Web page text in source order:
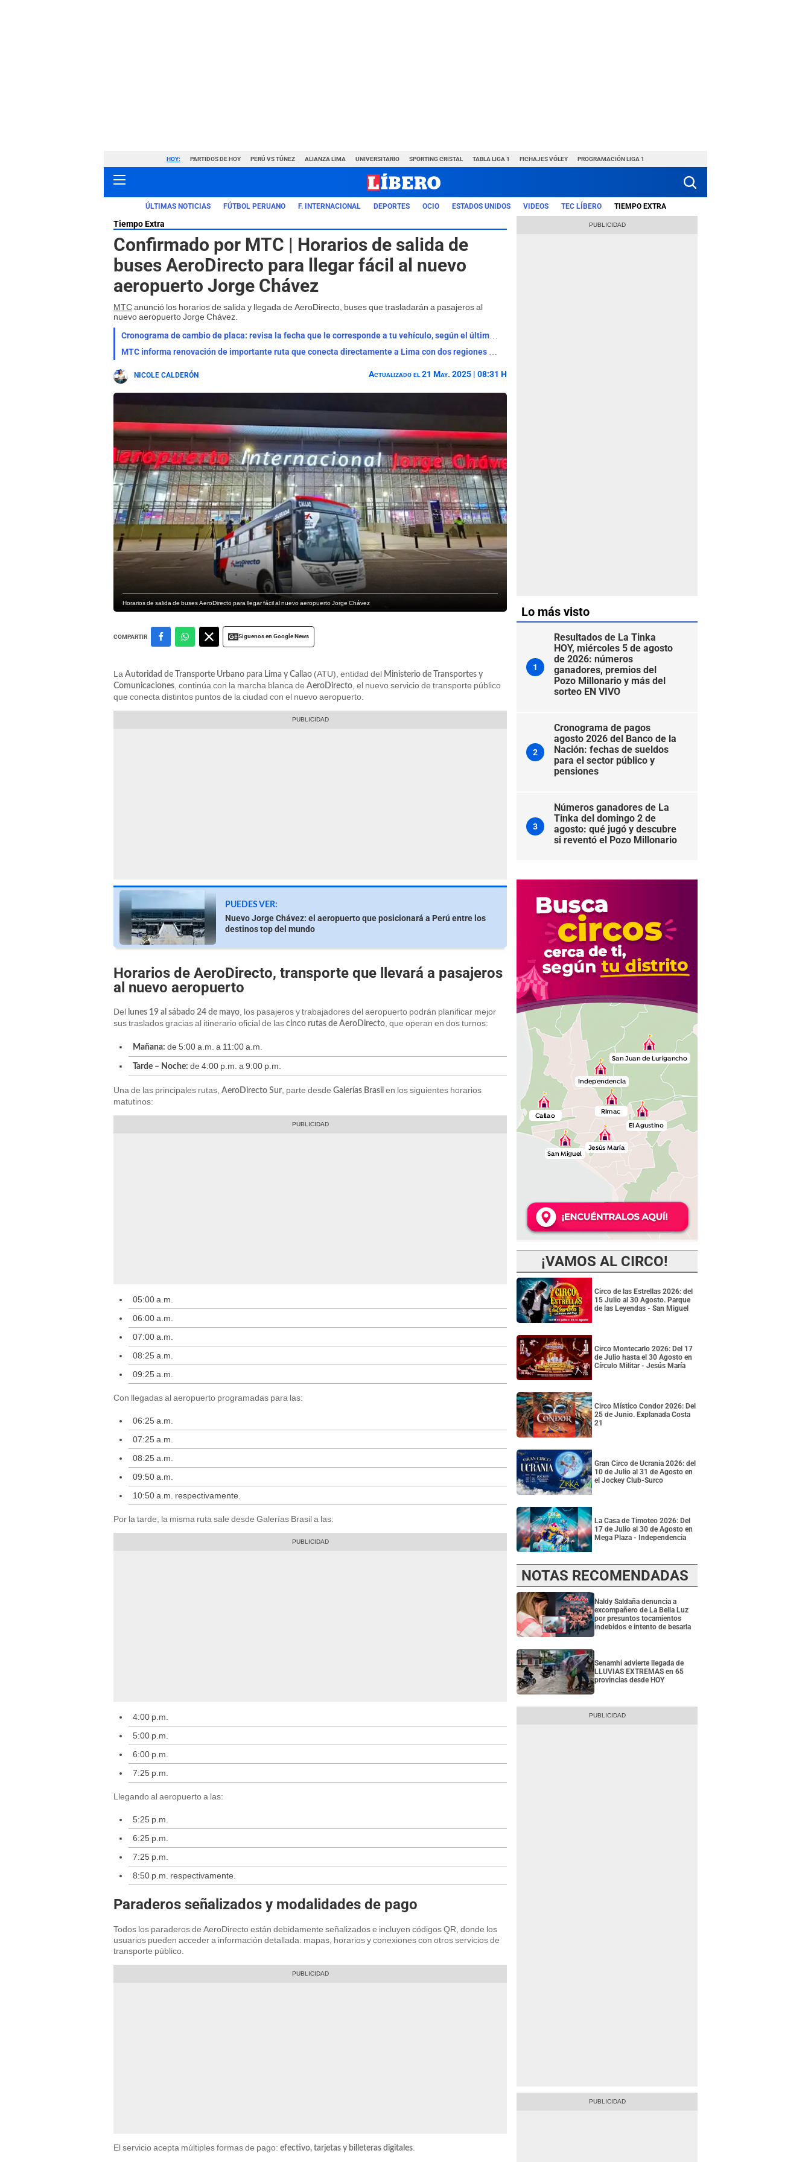
HOY: PARTIDOS DE HOY PERÚ VS TÚNEZ ALIANZA LIMA UNIVERSITARIO SPORTING CRISTAL TABLA LIGA 1 FICHAJES VÓLEY PROGRAMACIÓN LIGA 1
ÚLTIMAS NOTICIAS FÚTBOL PERUANO F. INTERNACIONAL DEPORTES OCIO ESTADOS UNIDOS VIDEOS TEC LÍBERO TIEMPO EXTRA
Tiempo Extra
Confirmado por MTC | Horarios de salida de
buses AeroDirecto para llegar fácil al nuevo
aeropuerto Jorge Chávez
MTCanunció los horarios de salida y llegada de AeroDirecto, buses que trasladarán a pasajeros al
nuevo aeropuerto Jorge Chávez.
Cronograma de cambio de placa: revisa la fecha que le corresponde a tu vehículo, según el último dígito
MTC informa renovación de importante ruta que conecta directamente a Lima con dos regiones del Perú
NICOLE CALDERÓN Actualizado el 21 May. 2025 | 08:31 H
Horarios de salida de buses AeroDirecto para llegar fácil al nuevo aeropuerto Jorge Chávez
COMPARTIR Siguenos en Google News
La Autoridad de Transporte Urbano para Lima y Callao (ATU), entidad del Ministerio de Transportes y
Comunicaciones , continúa con la marcha blanca de AeroDirecto , el nuevo servicio de transporte público
que conecta distintos puntos de la ciudad con el nuevo aeropuerto.
PUEDES VER:
Nuevo Jorge Chávez: el aeropuerto que posicionará a Perú entre los
destinos top del mundo
Horarios de AeroDirecto, transporte que llevará a pasajeros
al nuevo aeropuerto
Del lunes 19 al sábado 24 de mayo, los pasajeros y trabajadores del aeropuerto podrán planificar mejor
sus traslados gracias al itinerario oficial de las cinco rutas de AeroDirecto, que operan en dos turnos:
Mañana: de 5:00 a.m. a 11:00 a.m.
Tarde – Noche: de 4:00 p.m. a 9:00 p.m.
Una de las principales rutas, AeroDirecto Sur, parte desde Galerías Brasil en los siguientes horarios
matutinos:
05:00 a.m.
06:00 a.m.
07:00 a.m.
08:25 a.m.
09:25 a.m.
Con llegadas al aeropuerto programadas para las:
06:25 a.m.
07:25 a.m.
08:25 a.m.
09:50 a.m.
10:50 a.m. respectivamente.
Por la tarde, la misma ruta sale desde Galerías Brasil a las:
4:00 p.m.
5:00 p.m.
6:00 p.m.
7:25 p.m.
Llegando al aeropuerto a las:
5:25 p.m.
6:25 p.m.
7:25 p.m.
8:50 p.m. respectivamente.
Paraderos señalizados y modalidades de pago
Todos los paraderos de AeroDirecto están debidamente señalizados e incluyen códigos QR, donde los
usuarios pueden acceder a información detallada: mapas, horarios y conexiones con otros servicios de
transporte público.
El servicio acepta múltiples formas de pago: efectivo, tarjetas y billeteras digitales.
Lo más visto
1
Resultados de La Tinka
HOY, miércoles 5 de agosto
de 2026: números
ganadores, premios del
Pozo Millonario y más del
sorteo EN VIVO
2
Cronograma de pagos
agosto 2026 del Banco de la
Nación: fechas de sueldos
para el sector público y
pensiones
3
Números ganadores de La
Tinka del domingo 2 de
agosto: qué jugó y descubre
si reventó el Pozo Millonario
¡VAMOS AL CIRCO!
Circo de las Estrellas 2026: del
15 Julio al 30 Agosto. Parque
de las Leyendas - San Miguel
Circo Montecarlo 2026: Del 17
de Julio hasta el 30 Agosto en
Círculo Militar - Jesús María
Circo Místico Condor 2026: Del
25 de Junio. Explanada Costa
21
Gran Circo de Ucrania 2026: del
10 de Julio al 31 de Agosto en
el Jockey Club-Surco
La Casa de Timoteo 2026: Del
17 de Julio al 30 de Agosto en
Mega Plaza - Independencia
NOTAS RECOMENDADAS
Naldy Saldaña denuncia a
excompañero de La Bella Luz
por presuntos tocamientos
indebidos e intento de besarla
Senamhi advierte llegada de
LLUVIAS EXTREMAS en 65
provincias desde HOY